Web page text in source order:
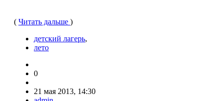
( Читать дальше )
детский лагерь,
лето
0
21 мая 2013, 14:30